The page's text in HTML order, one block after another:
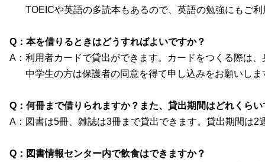
TOEICや英語の多読本もあるので、英語の勉強にもご利
Q：本を借りるときはどうすればよいですか？
A：利用者カードで貸出ができます。カードをつくる際は
中学生の方は保護者の同意を得て申し込みをお願いしま
Q：何冊まで借りられますか？また、貸出期間はどれくら
A：図書は5冊、雑誌は3冊まで貸出できます。貸出期間は2
Q：図書情報センター内で飲食はできますか？